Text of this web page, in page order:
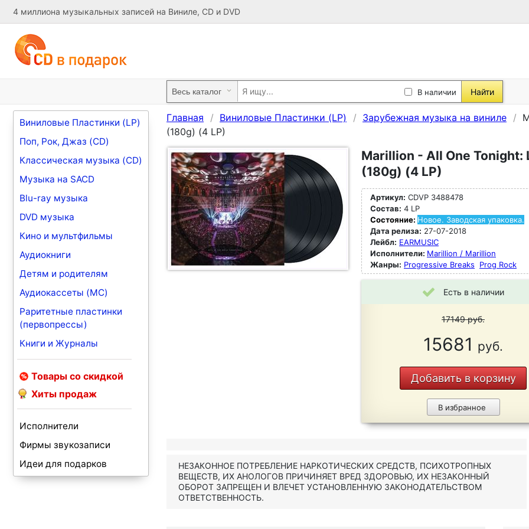
4 миллиона музыкальных записей на Виниле, CD и DVD
В наличии Найти
Виниловые Пластинки (LP)
Поп, Рок, Джаз (CD)
Классическая музыка (CD)
Музыка на SACD
Blu-ray музыка
DVD музыка
Кино и мультфильмы
Аудиокниги
Детям и родителям
Аудиокассеты (MC)
Раритетные пластинки
(первопрессы)
Книги и Журналы
Товары со скидкой
Хиты продаж
Исполнители
Фирмы звукозаписи
Идеи для подарков
Главная Виниловые Пластинки (LP) Зарубежная музыка на виниле
(180g) (4 LP)
Marillion - All One Tonight:
(180g) (4 LP)
Артикул: CDVP 3488478
Состав: 4 LP
Состояние: Новое. Заводская упаковка.
Дата релиза: 27-07-2018
Лейбл: EARMUSIC
Исполнители: Marillion / Marillion
Жанры: Progressive Breaks Prog Rock
Есть в наличии
17149руб.
15681 руб.
Добавить в корзину
В избранное
НЕЗАКОННОЕ ПОТРЕБЛЕНИЕ НАРКОТИЧЕСКИХ СРЕДСТВ, ПСИХОТРОПНЫХ
ВЕЩЕСТВ, ИХ АНОЛОГОВ ПРИЧИНЯЕТ ВРЕД ЗДОРОВЬЮ, ИХ НЕЗАКОННЫЙ
ОБОРОТ ЗАПРЕЩЕН И ВЛЕЧЕТ УСТАНОВЛЕННУЮ ЗАКОНОДАТЕЛЬСТВОМ
ОТВЕТСТВЕННОСТЬ.